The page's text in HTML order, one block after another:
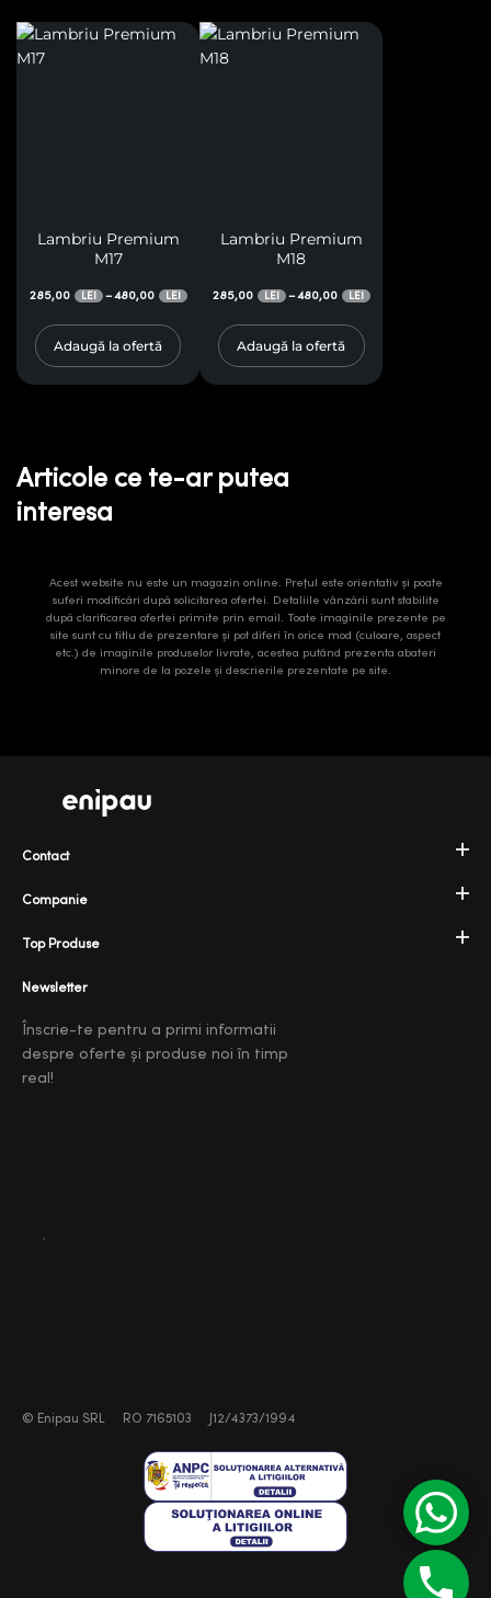
Lambriu Premium
M17
285,00 LEI –480,00 LEI
Adaugă la ofertă
Lambriu Premium
M18
285,00 LEI –480,00 LEI
Adaugă la ofertă
Articole ce te-ar putea
interesa
Acest website nu este un magazin online. Prețul este orientativ și poate
suferi modificări după solicitarea ofertei. Detaliile vânzării sunt stabilite
după clarificarea ofertei primite prin email. Toate imaginile prezente pe
site sunt cu titlu de prezentare și pot diferi în orice mod (culoare, aspect
etc.) de imaginile produselor livrate, acestea putând prezenta abateri
minore de la pozele și descrierile prezentate pe site.
Companie
Top Produse
Contact
Newsletter
Înscrie-te pentru a primi informatii
despre oferte și produse noi în timp
real!
© Enipau SRL RO 7165103 J12/4373/1994